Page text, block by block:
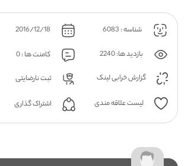
شناسه : 6083
بازدید ها: 2240
کامنت ها : 0
گزارش خرابی لینک
ثبت نارضایتی
لیست علاقه مندی اشتراک گذاری